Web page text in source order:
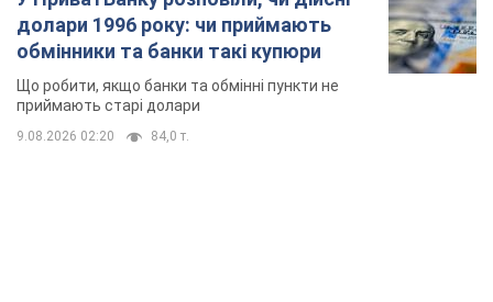
долари 1996 року: чи приймають
обмінники та банки такі купюри
Що робити, якщо банки та обмінні пункти не
приймають старі долари
9.08.2026 02:20 84,0 т.